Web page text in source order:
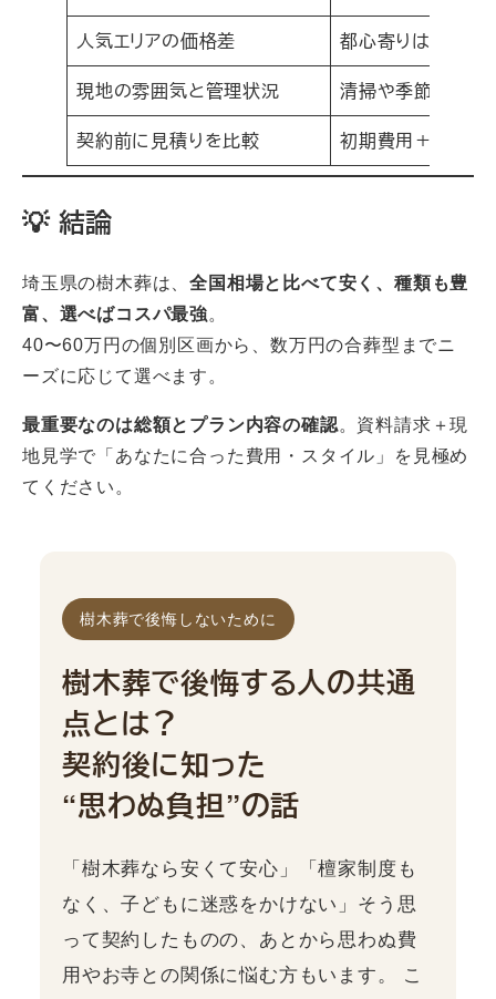
人気エリアの価格差
都心寄りは高め、
現地の雰囲気と管理状況
清掃や季節感を実
契約前に見積りを比較
初期費用＋維持費
💡 結論
埼玉県の樹木葬は、全国相場と比べて安く、種類も豊
富、選べばコスパ最強。
40〜60万円の個別区画から、数万円の合葬型までニ
ーズに応じて選べます。
最重要なのは総額とプラン内容の確認。資料請求＋現
地見学で「あなたに合った費用・スタイル」を見極め
てください。
樹木葬で後悔しないために
樹木葬で後悔する人の共通
点とは？
契約後に知った
“思わぬ負担”の話
「樹木葬なら安くて安心」「檀家制度も
なく、子どもに迷惑をかけない」そう思
って契約したものの、あとから思わぬ費
用やお寺との関係に悩む方もいます。 こ